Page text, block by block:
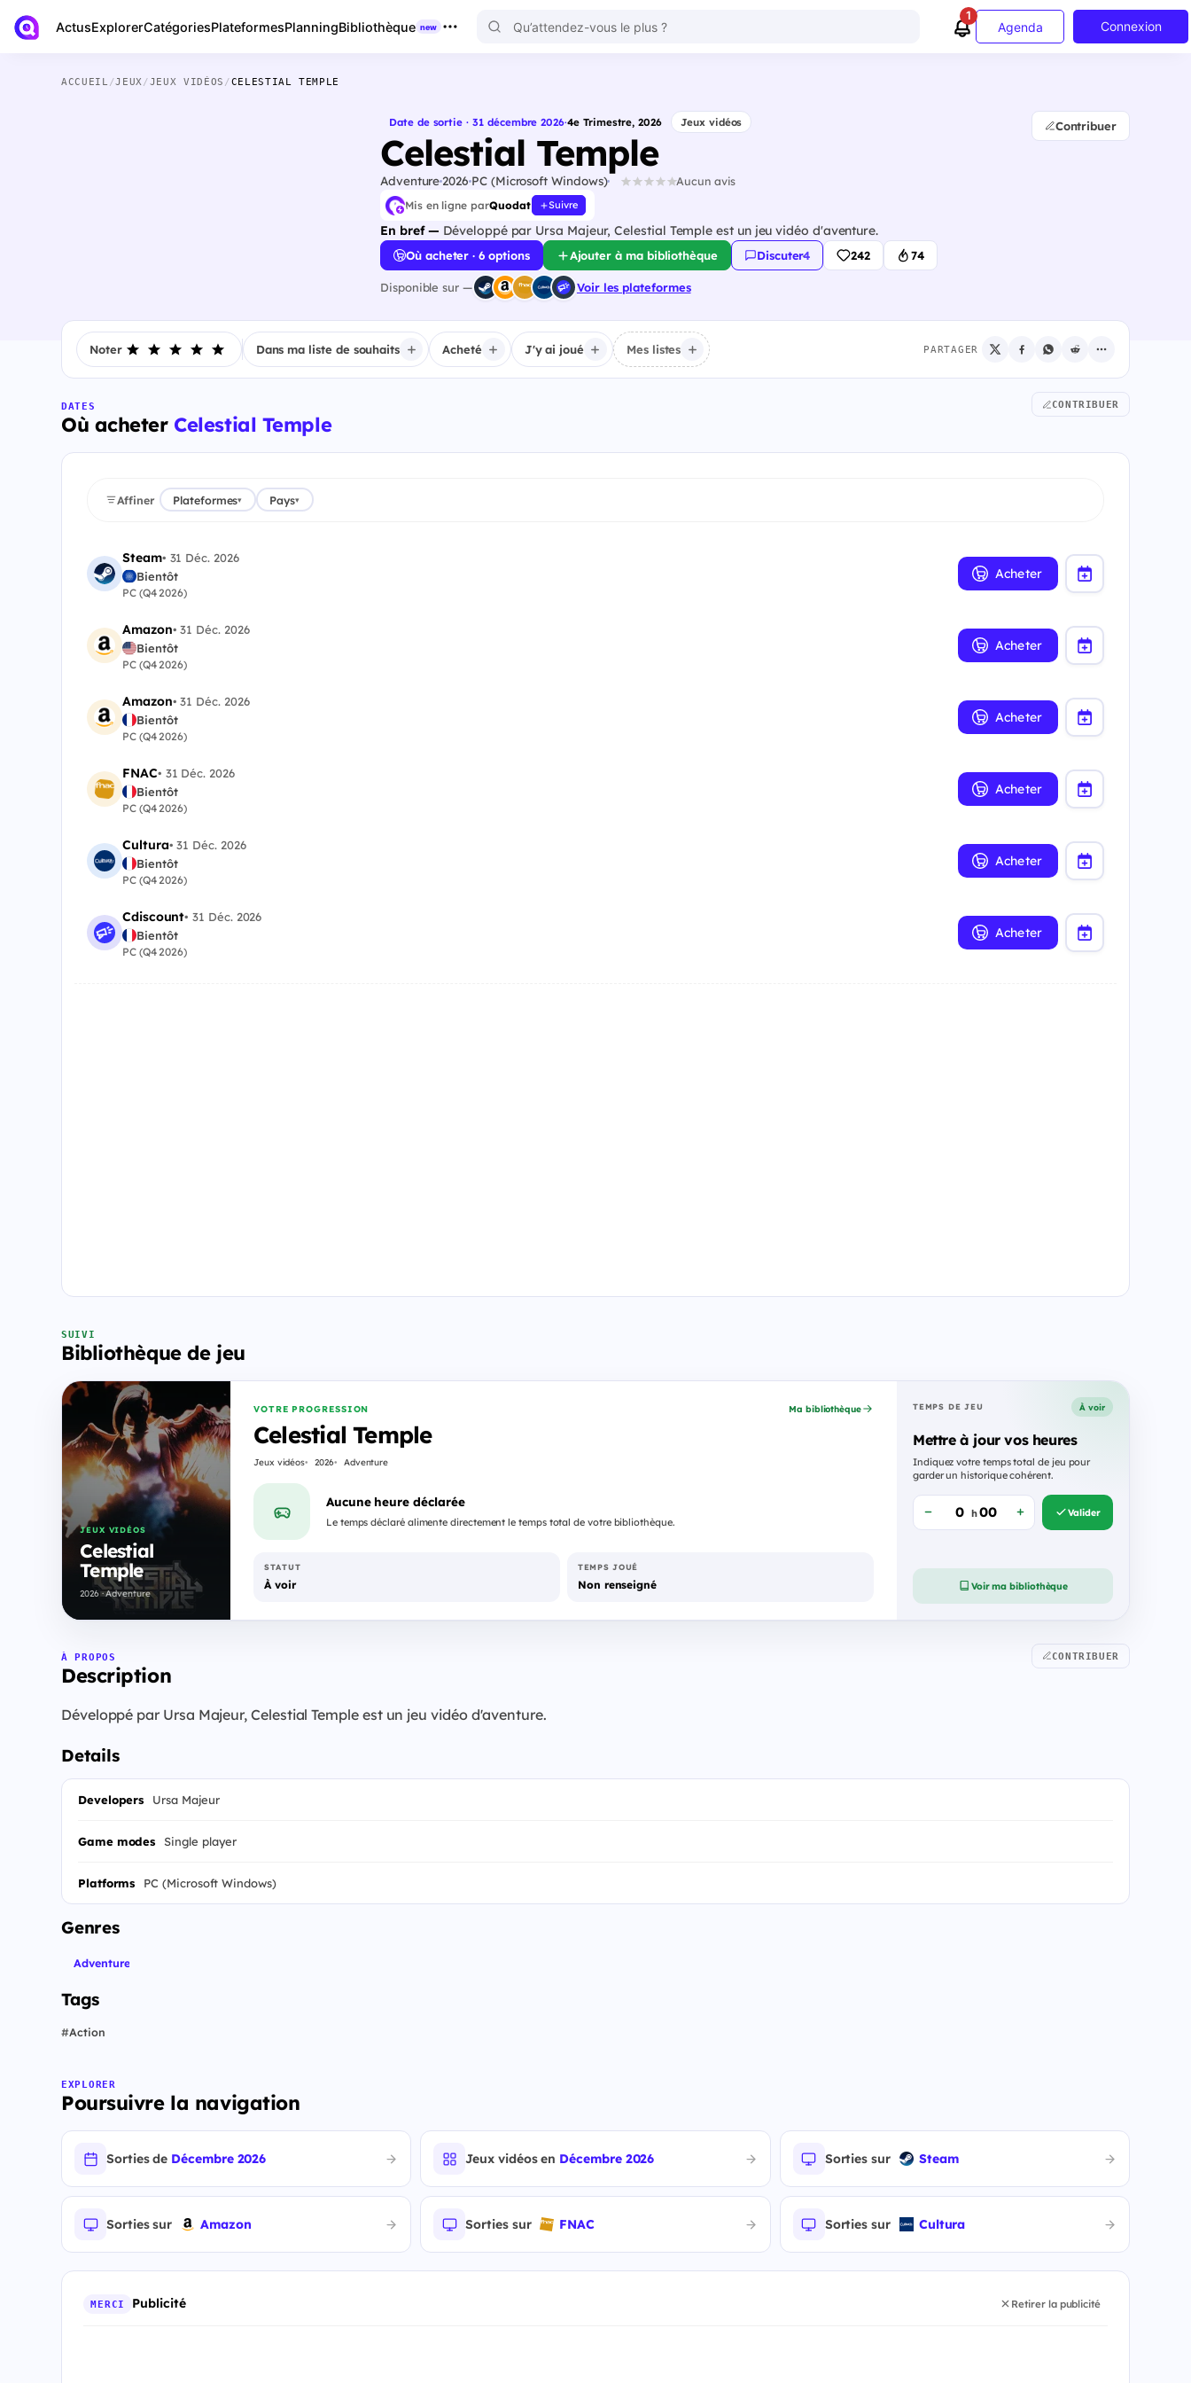
ActusExplorerCatégoriesPlateformesPlanningBibliothèque new
1
Agenda Connexion
ACCUEIL /JEUX/JEUX VIDÉOS /CELESTIAL TEMPLE
Date de sortie · 31 décembre 2026·4e Trimestre, 2026 Jeux vidéos
Celestial Temple
Adventure 2026 PC (Microsoft Windows) Aucun avis
Mis en ligne parQuodat Suivre
En bref — Développé par Ursa Majeur, Celestial Temple est un jeu vidéo d'aventure.
Contribuer
Où acheter · 6 options Ajouter à ma bibliothèque Discuter·4 242 74
Disponible sur — Voir les plateformes
Noter Dans ma liste de souhaits Acheté J'y ai joué Mes listes PARTAGER
DATES
Où acheter Celestial Temple
CONTRIBUER
Affiner Plateformes▾ Pays▾
Steam• 31 Déc. 2026
Bientôt
PC (Q4 2026)
Acheter
Amazon•31 Déc. 2026
Bientôt
PC (Q4 2026)
Acheter
Amazon•31 Déc. 2026
Bientôt
PC (Q4 2026)
Acheter
FNAC• 31 Déc. 2026
Bientôt
PC (Q4 2026)
Acheter
Cultura•31 Déc. 2026
Bientôt
PC (Q4 2026)
Acheter
Cdiscount•31 Déc. 2026
Bientôt
PC (Q4 2026)
Acheter
SUIVI
Bibliothèque de jeu
JEUX VIDÉOS
Celestial
Temple
2026 · Adventure
VOTRE PROGRESSION
Celestial Temple
Jeux vidéos 2026 Adventure
Ma bibliothèque
Aucune heure déclarée
Le temps déclaré alimente directement le temps total de votre bibliothèque.
STATUT
À voir
TEMPS JOUÉ
Non renseigné
TEMPS DE JEU À voir
Mettre à jour vos heures
Indiquez votre temps total de jeu pour
garder un historique cohérent.
h Valider
Voir ma bibliothèque
À PROPOS
Description
CONTRIBUER
Développé par Ursa Majeur, Celestial Temple est un jeu vidéo d'aventure.
Details
Developers Ursa Majeur
Game modes Single player
Platforms PC (Microsoft Windows)
Genres
Adventure
Tags
#Action
EXPLORER
Poursuivre la navigation
Sorties de Décembre 2026 Jeux vidéos en Décembre 2026 Sorties sur Steam
Sorties sur Amazon Sorties sur FNAC Sorties sur Cultura
MERCI Publicité Retirer la publicité